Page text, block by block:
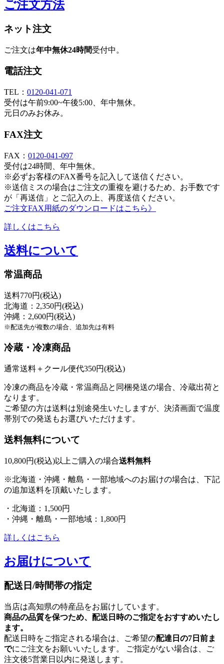
ご注文方法
ネット注文
ご注文は年中無休24時間受付中。
電話注文
TEL： 0120-041-071
受付は午前9:00~午後5:00、年中無休。
元日のみお休み。
FAX注文
FAX： 0120-041-097
受付は24時間、年中無休。
※必ずお客様のFAX番号を記入して送信ください。
※送信ミスの場合はご注文の重複を避けるため、お手数です
が「再送信」とご記入の上、再度送信ください。
ご注文FAX用紙のダウンロードはこちら》
詳しくはこちら
送料について
常温商品
送料770円(税込)
北海道：2,350円(税込)
沖縄：2,600円(税込)
※配送先が複数の場合、追加先は有料
冷蔵・冷凍商品
通常送料＋クール便代350円(税込)
冷凍の商品を冷蔵・常温商品と同梱発送の場合、冷蔵出荷と
なります。
ご希望の方は送料は別途発生いたしますが、決済画面で温度
帯別での発送もお選びいただけます。
送料無料について
10,800円(税込)以上ご購入の場合送料無料
※北海道・沖縄・離島・一部地域へのお届けの場合は、下記
の追加送料を頂戴いたします。
・北海道：1,500円
・沖縄・離島・一部地域：1,800円
詳しくはこちら
お届けについて
配送日/時間帯の指定
当店は高知県の特産品をお届けしています。
商品の品質を保つため、配送日時のご指定をおすすめいたし
ます。
配送日時をご指定される場合は、ご希望の配達日の7日前ま
でにご注文をお願いいたします。 ご指定がない場合は、ご
注文後5営業日以内に発送します。